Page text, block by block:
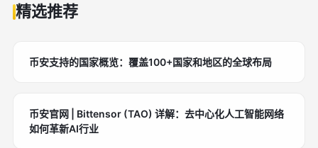
精选推荐
币安支持的国家概览：覆盖100+国家和地区的全球布局
币安官网 | Bittensor (TAO) 详解：去中心化人工智能网络
如何革新AI行业